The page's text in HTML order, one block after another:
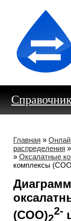
Главная »
распределения »
» Оксалатные
комплексы
(COO)2
2-